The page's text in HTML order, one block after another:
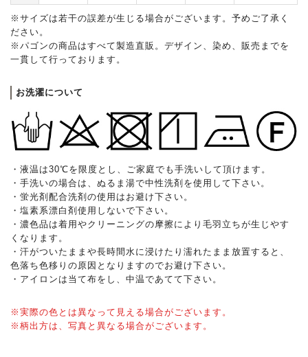
※サイズは若干の誤差が生じる場合がございます。予めご了承く
ださい。
※パゴンの商品はすべて製造直販。デザイン、染め、販売までを
一貫して行っております。
お洗濯について
・液温は30℃を限度とし、ご家庭でも手洗いして頂けます。
・手洗いの場合は、ぬるま湯で中性洗剤を使用して下さい。
・蛍光剤配合洗剤の使用はお避け下さい。
・塩素系漂白剤使用しないで下さい。
・濃色品は着用やクリーニングの摩擦により毛羽立ちが生じやす
くなります。
・汗がついたままや長時間水に浸けたり濡れたまま放置すると、
色落ち色移りの原因となりますのでお避け下さい。
・アイロンは当て布をし、中温であてて下さい。
※実際の色とは異なって見える場合がございます。
※柄出方は、写真と異なる場合がございます。